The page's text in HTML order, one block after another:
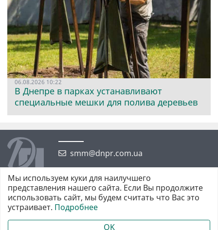
06.08.2026 10:22
В Днепре в парках устанавливают
специальные мешки для полива деревьев
smm@dnpr.com.ua
©2026 https://dnpr.com.ua Дніпровська порадниця
Всі права захищені. При повному або частковому використанні
Мы используем куки для наилучшего
представления нашего сайта. Если Вы продолжите
использовать сайт, мы будем считать что Вас это
устраивает. Подробнее
OK